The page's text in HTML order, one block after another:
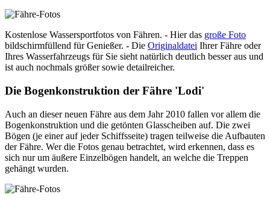
Kostenlose Wassersportfotos von Fähren. - Hier das große Foto
bildschirmfüllend für Genießer. - Die Originaldatei Ihrer Fähre oder
Ihres Wasserfahrzeugs für Sie sieht natürlich deutlich besser aus und
ist auch nochmals größer sowie detailreicher.
Die Bogenkonstruktion der Fähre 'Lodi'
Auch an dieser neuen Fähre aus dem Jahr 2010 fallen vor allem die
Bogenkonstruktion und die getönten Glasscheiben auf. Die zwei
Bögen (je einer auf jeder Schiffsseite) tragen teilweise die Aufbauten
der Fähre. Wer die Fotos genau betrachtet, wird erkennen, dass es
sich nur um äußere Einzelbögen handelt, an welche die Treppen
gehängt wurden.